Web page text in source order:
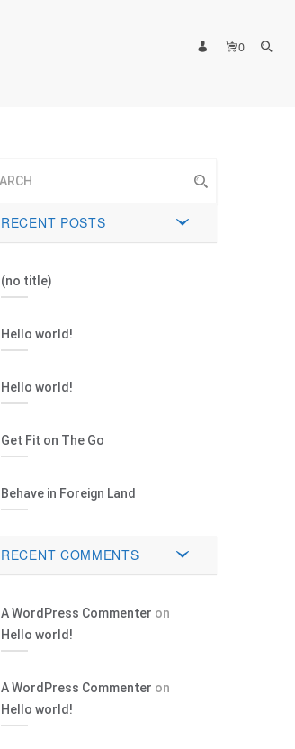
0
RECENT POSTS
(no title)
Hello world!
Hello world!
Get Fit on The Go
Behave in Foreign Land
RECENT COMMENTS
A WordPress Commenter on
Hello world!
A WordPress Commenter on
Hello world!